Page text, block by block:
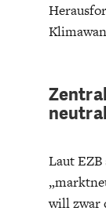
neutral
Laut
will zwar